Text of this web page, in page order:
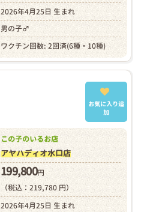
2026年4月25日 生まれ
男の子♂
ワクチン回数: 2回済(6種・10種)
お気に入り追
加
この子のいるお店
アヤハディオ水口店
199,800円
（税込：219,780 円）
2026年4月25日 生まれ